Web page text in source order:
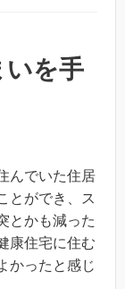
いを手
んでいた住居
とができ、ス
とかも減った
康住宅に住む
かったと感じ